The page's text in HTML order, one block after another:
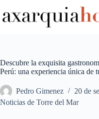
al
contenido
Descubre la exquisita
Perú: una experiencia única de
Pedro Gimenez
20 de
Noticias de Torre del Mar